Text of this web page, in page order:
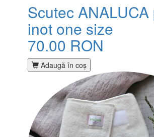
Scutec ANALUCA
inot one size
70.00 RON
Adaugă în coş